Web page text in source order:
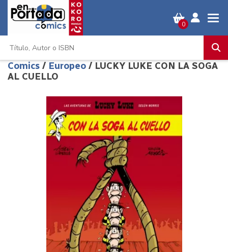
0
Comics / Europeo / LUCKY LUKE CON LA SOGA
AL CUELLO